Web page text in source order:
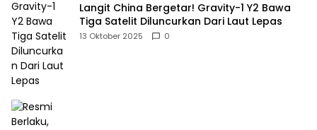
Langit China Bergetar! Gravity-1 Y2 Bawa
Tiga Satelit Diluncurkan Dari Laut Lepas
13 Oktober 2025 0